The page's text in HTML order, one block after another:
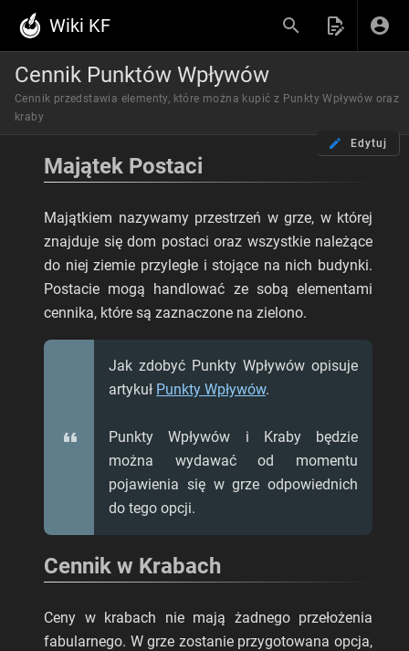
Wiki KF
Cennik Punktów Wpływów
Cennik przedstawia elementy, które można kupić z Punkty Wpływów oraz
kraby
Edytuj
Majątek Postaci
Majątkiem nazywamy przestrzeń w grze, w której
znajduje się dom postaci oraz wszystkie należące
do niej ziemie przyległe i stojące na nich budynki.
Postacie mogą handlować ze sobą elementami
cennika, które są zaznaczone na zielono.
Jak zdobyć Punkty Wpływów opisuje
artykuł Punkty Wpływów.
Punkty Wpływów i Kraby będzie
można wydawać od momentu
pojawienia się w grze odpowiednich
do tego opcji.
Cennik w Krabach
Ceny w krabach nie mają żadnego przełożenia
fabularnego. W grze zostanie przygotowana opcja,